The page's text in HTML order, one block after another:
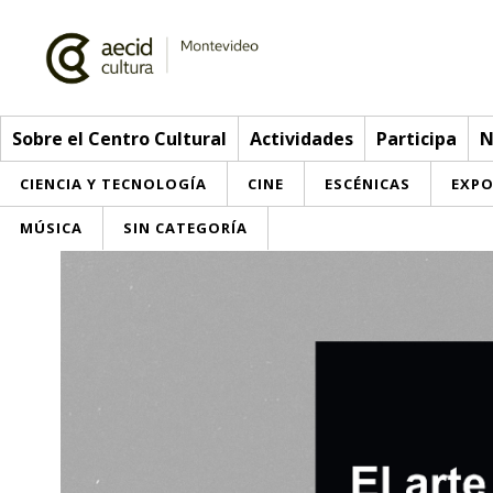
Sobre el Centro Cultural Actividades Participa
CIENCIA Y TECNOLOGÍA CINE ESCÉNICAS
MÚSICA SIN CATEGORÍA
Envíanos tu propuesta